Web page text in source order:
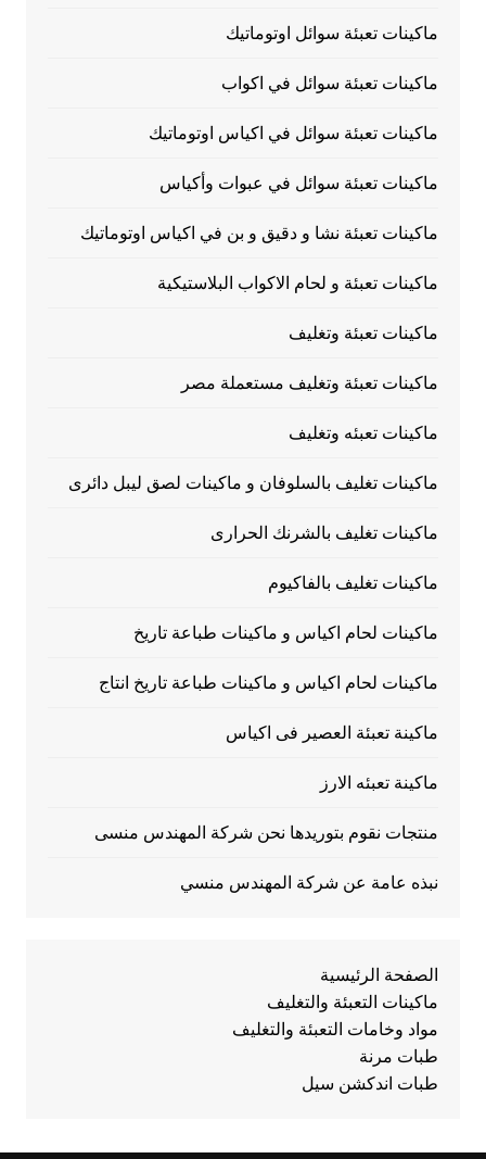
ماكينات تعبئة سوائل اوتوماتيك
ماكينات تعبئة سوائل في اكواب
ماكينات تعبئة سوائل في اكياس اوتوماتيك
ماكينات تعبئة سوائل في عبوات وأكياس
ماكينات تعبئة نشا و دقيق و بن في اكياس اوتوماتيك
ماكينات تعبئة و لحام الاكواب البلاستيكية
ماكينات تعبئة وتغليف
ماكينات تعبئة وتغليف مستعملة مصر
ماكينات تعبئه وتغليف
ماكينات تغليف بالسلوفان و ماكينات لصق ليبل دائرى
ماكينات تغليف بالشرنك الحرارى
ماكينات تغليف بالفاكيوم
ماكينات لحام اكياس و ماكينات طباعة تاريخ
ماكينات لحام اكياس و ماكينات طباعة تاريخ انتاج
ماكينة تعبئة العصير فى اكياس
ماكينة تعبئه الارز
منتجات نقوم بتوريدها نحن شركة المهندس منسى
نبذه عامة عن شركة المهندس منسي
الصفحة الرئيسية
ماكينات التعبئة والتغليف
مواد وخامات التعبئة والتغليف
طبات مرنة
طبات اندكشن سيل